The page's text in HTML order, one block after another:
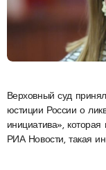
Верховный суд принял решение удовлетворить иск Министерства
юстиции России о
инициатива»,
РИА Новости, такая